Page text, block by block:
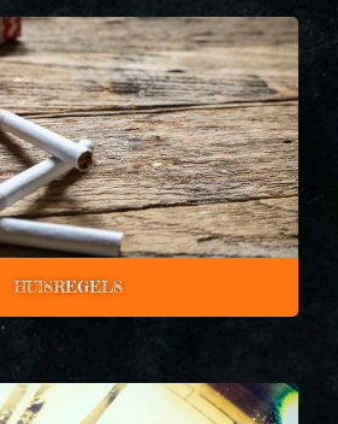
HUISREGELS